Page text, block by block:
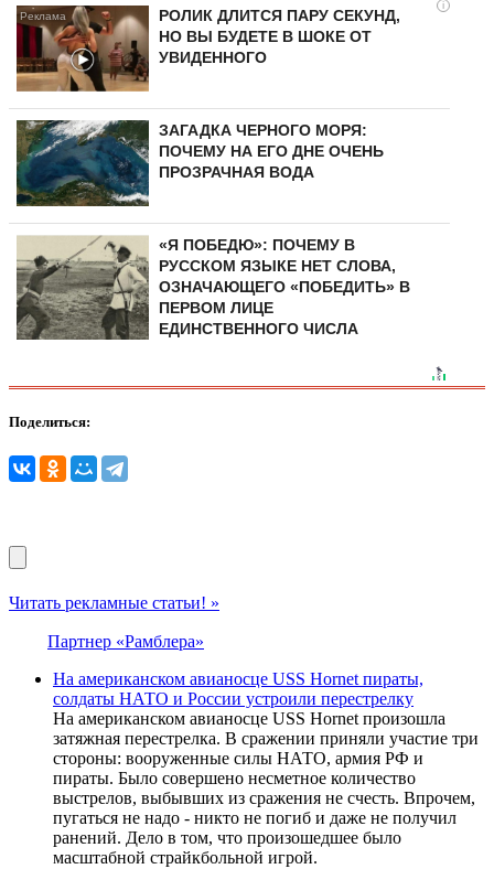
i
РОЛИК ДЛИТСЯ ПАРУ СЕКУНД,
НО ВЫ БУДЕТЕ В ШОКЕ ОТ
УВИДЕННОГО
ЗАГАДКА ЧЕРНОГО МОРЯ:
ПОЧЕМУ НА ЕГО ДНЕ ОЧЕНЬ
ПРОЗРАЧНАЯ ВОДА
«Я ПОБЕДЮ»: ПОЧЕМУ В
РУССКОМ ЯЗЫКЕ НЕТ СЛОВА,
ОЗНАЧАЮЩЕГО «ПОБЕДИТЬ» В
ПЕРВОМ ЛИЦЕ
ЕДИНСТВЕННОГО ЧИСЛА
Поделиться:
Читать рекламные статьи! »
Партнер «Рамблера»
На американском авианосце USS Hornet пираты,
солдаты НАТО и России устроили перестрелку
На американском авианосце USS Hornet произошла
затяжная перестрелка. В сражении приняли участие три
стороны: вооруженные силы НАТО, армия РФ и
пираты. Было совершено несметное количество
выстрелов, выбывших из сражения не счесть. Впрочем,
пугаться не надо - никто не погиб и даже не получил
ранений. Дело в том, что произошедшее было
масштабной страйкбольной игрой.